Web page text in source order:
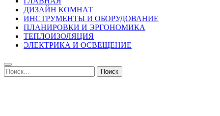
ДИЗАЙН КОМНАТ
ИНСТРУМЕНТЫ И ОБОРУДОВАНИЕ
ПЛАНИРОВКИ И ЭРГОНОМИКА
ТЕПЛОИЗОЛЯЦИЯ
ЭЛЕКТРИКА И ОСВЕЩЕНИЕ
Найти: